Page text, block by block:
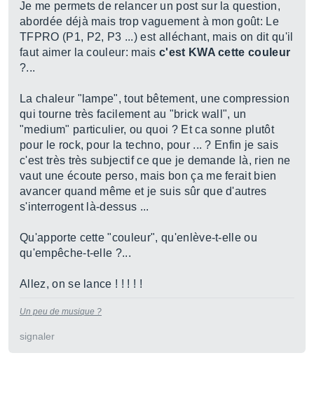
Je me permets de relancer un post sur la question,
abordée déjà mais trop vaguement à mon goût: Le
TFPRO (P1, P2, P3 ...) est alléchant, mais on dit qu'il
faut aimer la couleur: mais c'est KWA cette couleur
?...
La chaleur "lampe", tout bêtement, une compression
qui tourne très facilement au "brick wall", un
"medium" particulier, ou quoi ? Et ca sonne plutôt
pour le rock, pour la techno, pour ... ? Enfin je sais
c'est très très subjectif ce que je demande là, rien ne
vaut une écoute perso, mais bon ça me ferait bien
avancer quand même et je suis sûr que d'autres
s'interrogent là-dessus ...
Qu'apporte cette "couleur", qu'enlève-t-elle ou
qu'empêche-t-elle ?...
Allez, on se lance ! ! ! ! !
Un peu de musique ?
signaler